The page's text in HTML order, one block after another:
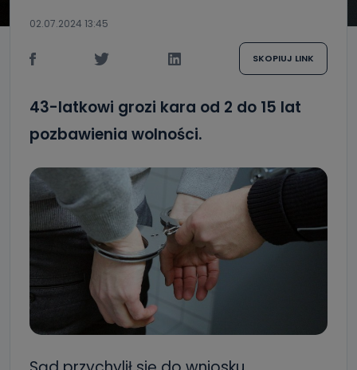
02.07.2024 13:45
SKOPIUJ LINK
43-latkowi grozi kara od 2 do 15 lat
pozbawienia wolności.